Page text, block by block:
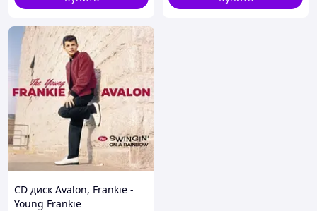
CD диск Avalon, Frankie -
Young Frankie